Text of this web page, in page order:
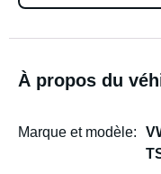
À propos du
Marque et modèle